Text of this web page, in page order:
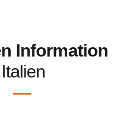
Information
Italien